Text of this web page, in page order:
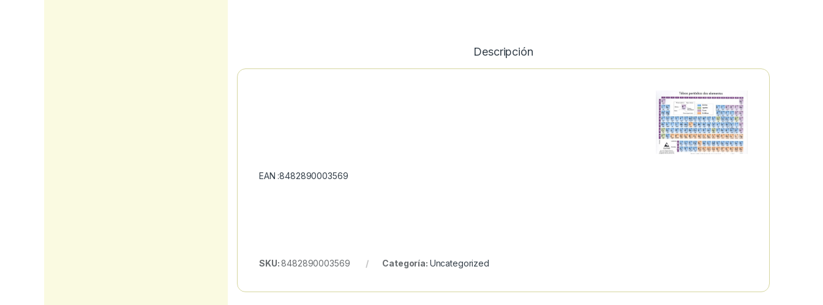
Descripción
EAN :8482890003569
SKU:8482890003569 Categoría: Uncategorized